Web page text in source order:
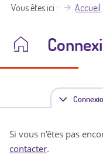
Vous êtes ici Accueil
Si vous n'êtes pas
contacter.